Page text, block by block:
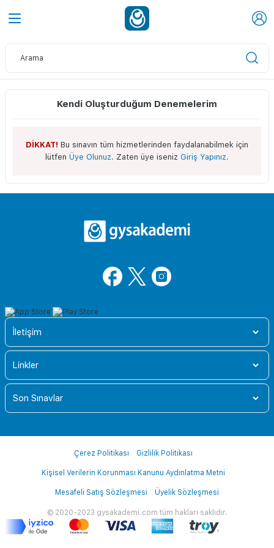
Kendi Oluşturduğum Denemelerim
DİKKAT! Bu sınavın tüm hizmetlerinden faydalanabilmek için
lütfen Üye Olunuz. Zaten üye iseniz Giriş Yapınız.
İletişim
Linkler
Son Sınavlar
© 2020-2023 gysakademi.com tüm hakları saklıdır.
Çerez Politikası Gizlilik Politikası
Kişisel Verilerin Korunması Kanunu Aydınlatma Metni
Mesafeli Satış Sözleşmesi Üyelik Sözleşmesi